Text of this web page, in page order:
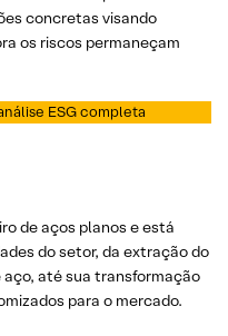
concretas visando
os riscos permaneçam
ESG completa
de aços planos e está
do setor, da extração do
aço, até sua transformação
para o mercado.